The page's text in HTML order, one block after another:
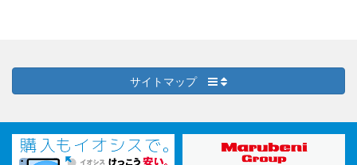
サイトマップ